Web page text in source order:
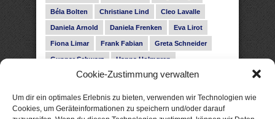
Cookie-Zustimmung verwalten
Um dir ein optimales Erlebnis zu bieten, verwenden wir Technologien wie
Cookies, um Geräteinformationen zu speichern und/oder darauf
Béla Bolten Christiane Lind Cleo Lavalle
Daniela Arnold Daniela Frenken Eva Lirot
Fiona Limar Frank Fabian Greta Schneider
Gunnar Schwarz Hanna Holmgren
Heike Fröhling Ina Glahe Ivo Pala J. Vellguth
Leonie Haubrich Lilly Labord Livia Pipes